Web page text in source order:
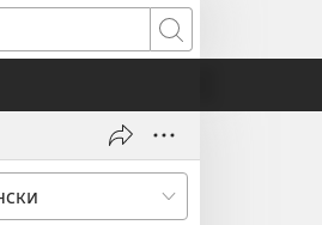
Пребарај